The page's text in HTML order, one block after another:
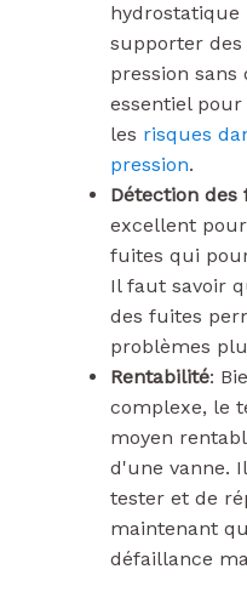
hydrostatique
supporter
pression sans
essentiel
les risques
pression.
Détection des
excellent
fuites qui
Il faut savoir
des fuites
problèmes
Rentabilité:
complexe, le
moyen
d'une vanne.
tester et de
maintenant
défaillance